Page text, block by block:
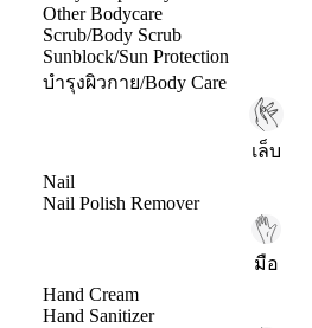
Other Bodycare
Scrub/Body Scrub
Sunblock/Sun Protection
บำรุงผิวกาย/Body Care
เล็บ
Nail
Nail Polish Remover
มือ
Hand Cream
Hand Sanitizer